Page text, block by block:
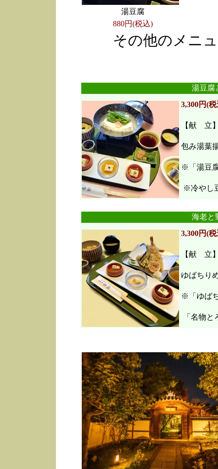
湯豆腐
880円(税込)
その他のメニ
湯豆腐
3,300円(
【献 立
包み湯葉
※「湯豆
※冷やし
海老
3,300円(
【献 立
ゆばちり
※「ゆば
「名物と